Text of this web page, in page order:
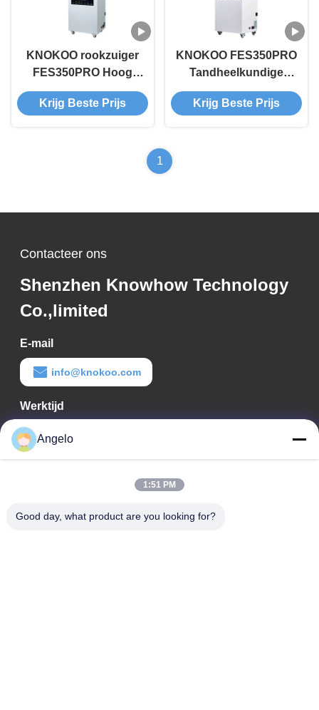
KNOKOO rookzuiger
FES350PRO Hoog
efficiënte rookreiniger
voor alle
Krijg Beste Prijs
KNOKOO FES350PRO
Tandheelkundige
rookzuigmachine
Krijg Beste Prijs
1
Contacteer ons
Shenzhen Knowhow Technology
Co.,limited
E-mail
info@knokoo.com
Werktijd
08:00-18:00
Ons adres
Street, Longhua District, Shenzhen City, provincie Guangdong
Angelo
1:51 PM
Good day, what product are you looking for?